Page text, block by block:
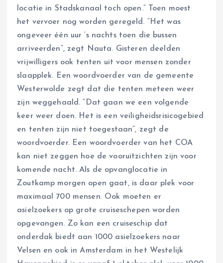
locatie in Stadskanaal toch open.” Toen moest
het vervoer nog worden geregeld. “Het was
ongeveer één uur ‘s nachts toen die bussen
arriveerden”, zegt Nauta. Gisteren deelden
vrijwilligers ook tenten uit voor mensen zonder
slaapplek. Een woordvoerder van de gemeente
Westerwolde zegt dat die tenten meteen weer
zijn weggehaald. “Dat gaan we een volgende
keer weer doen. Het is een veiligheidsrisicogebied
en tenten zijn niet toegestaan”, zegt de
woordvoerder. Een woordvoerder van het COA
kan niet zeggen hoe de vooruitzichten zijn voor
komende nacht. Als de opvanglocatie in
Zoutkamp morgen open gaat, is daar plek voor
maximaal 700 mensen. Ook moeten er
asielzoekers op grote cruiseschepen worden
opgevangen. Zo kan een cruiseschip dat
onderdak biedt aan 1000 asielzoekers naar
Velsen en ook in Amsterdam in het Westelijk